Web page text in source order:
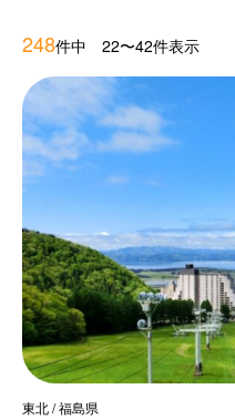
248件中 22〜42件表示
東北 / 福島県